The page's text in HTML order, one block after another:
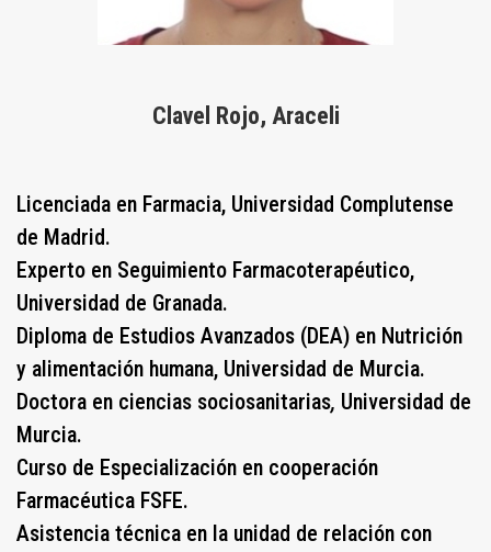
Clavel Rojo, Araceli
Licenciada en Farmacia, Universidad Complutense
de Madrid.
Experto en Seguimiento Farmacoterapéutico,
Universidad de Granada.
Diploma de Estudios Avanzados (DEA) en Nutrición
y alimentación humana, Universidad de Murcia.
Doctora en ciencias sociosanitarias, Universidad de
Murcia.
Curso de Especialización en cooperación
Farmacéutica FSFE.
Asistencia técnica en la unidad de relación con